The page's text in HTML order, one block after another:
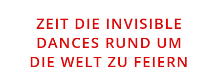
ZEIT DIE INVISIBLE
DANCES RUND UM
DIE WELT ZU FEIERN